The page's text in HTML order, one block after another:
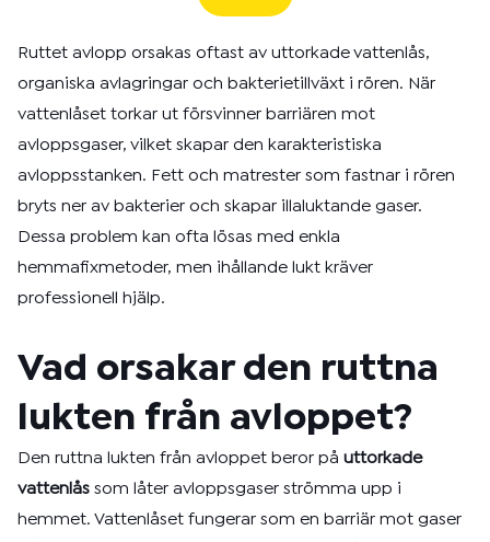
Ruttet avlopp orsakas oftast av uttorkade vattenlås,
organiska avlagringar och bakterietillväxt i rören. När
vattenlåset torkar ut försvinner barriären mot
avloppsgaser, vilket skapar den karakteristiska
avloppsstanken. Fett och matrester som fastnar i rören
bryts ner av bakterier och skapar illaluktande gaser.
Dessa problem kan ofta lösas med enkla
hemmafixmetoder, men ihållande lukt kräver
professionell hjälp.
Vad orsakar den ruttna
lukten från avloppet?
Den ruttna lukten från avloppet beror på uttorkade
vattenlås som låter avloppsgaser strömma upp i
hemmet. Vattenlåset fungerar som en barriär mot gaser